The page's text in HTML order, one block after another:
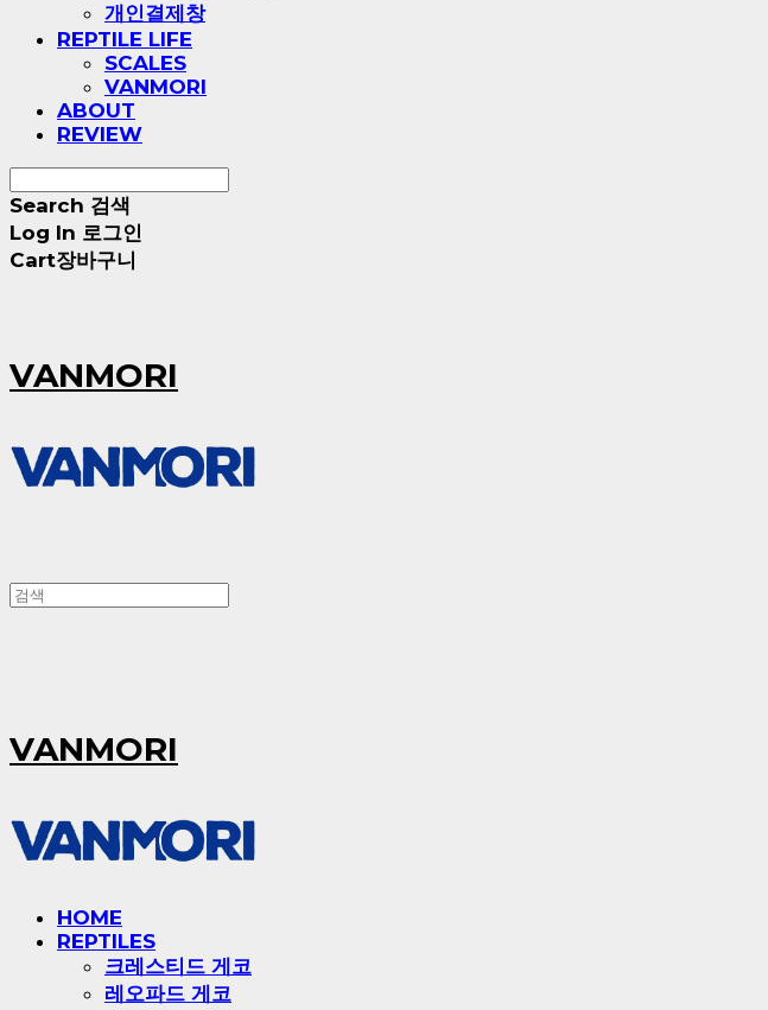
개인결제창
REPTILE LIFE
SCALES
VANMORI
ABOUT
REVIEW
Search 검색
Log In 로그인
Cart장바구니
VANMORI
VANMORI
HOME
REPTILES
크레스티드 게코
레오파드 게코